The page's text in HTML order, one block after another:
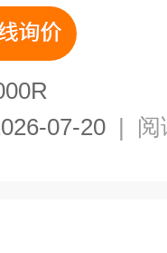
07-20 | 阅